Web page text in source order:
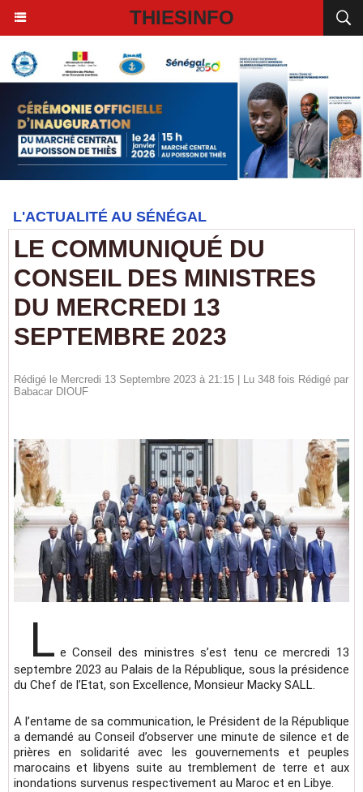
THIESINFO
L'ACTUALITÉ AU SÉNÉGAL
LE COMMUNIQUÉ DU
CONSEIL DES MINISTRES
DU MERCREDI 13
SEPTEMBRE 2023
Rédigé le Mercredi 13 Septembre 2023 à 21:15 | Lu 348 fois Rédigé par
Babacar DIOUF
L e Conseil des ministres s’est tenu ce mercredi 13
septembre 2023 au Palais de la République, sous la présidence
du Chef de l’Etat, son Excellence, Monsieur Macky SALL.
A l’entame de sa communication, le Président de la République
a demandé au Conseil d’observer une minute de silence et de
prières en solidarité avec les gouvernements et peuples
marocains et libyens suite au tremblement de terre et aux
inondations survenus respectivement au Maroc et en Libye.